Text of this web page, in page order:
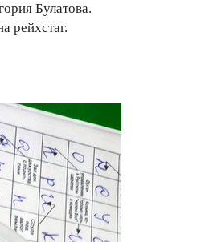
Булатова.
рейхстаг.